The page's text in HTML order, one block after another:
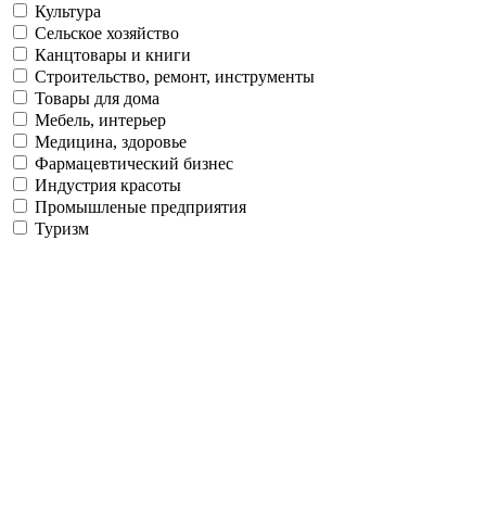
Культура
Сельское хозяйство
Канцтовары и книги
Строительство, ремонт, инструменты
Товары для дома
Мебель, интерьер
Медицина, здоровье
Фармацевтический бизнес
Индустрия красоты
Промышленые предприятия
Туризм